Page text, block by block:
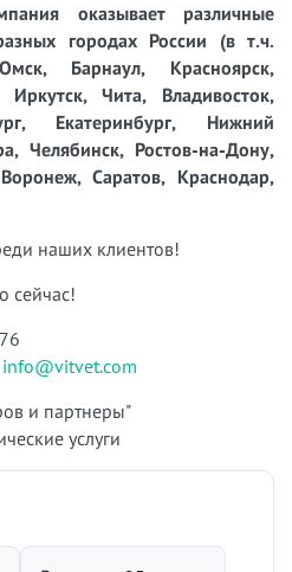
оказывает различные
городах России (в т.ч.
Барнаул, Красноярск,
Чита, Владивосток,
Екатеринбург, Нижний
Челябинск, Ростов-на-Дону,
Саратов, Краснодар,
наших клиентов!
сейчас!
info@vitvet.com
и партнеры"
услуги